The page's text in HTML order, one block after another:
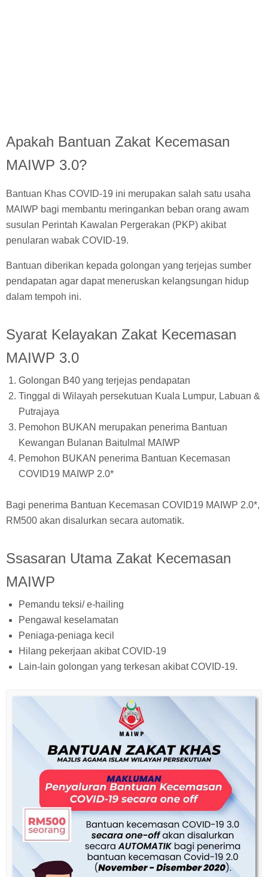
Apakah Bantuan Zakat Kecemasan
MAIWP 3.0?
Bantuan Khas COVID-19 ini merupakan salah satu usaha
MAIWP bagi membantu meringankan beban orang awam
susulan Perintah Kawalan Pergerakan (PKP) akibat
penularan wabak COVID-19.
Bantuan diberikan kepada golongan yang terjejas sumber
pendapatan agar dapat meneruskan kelangsungan hidup
dalam tempoh ini.
Syarat Kelayakan Zakat Kecemasan
MAIWP 3.0
Golongan B40 yang terjejas pendapatan
Tinggal di Wilayah persekutuan Kuala Lumpur, Labuan &
Putrajaya
Pemohon BUKAN merupakan penerima Bantuan
Kewangan Bulanan Baitulmal MAIWP
Pemohon BUKAN penerima Bantuan Kecemasan
COVID19 MAIWP 2.0*
Bagi penerima Bantuan Kecemasan COVID19 MAIWP 2.0*,
RM500 akan disalurkan secara automatik.
Ssasaran Utama Zakat Kecemasan
MAIWP
Pemandu teksi/ e-hailing
Pengawal keselamatan
Peniaga-peniaga kecil
Hilang pekerjaan akibat COVID-19
Lain-lain golongan yang terkesan akibat COVID-19.